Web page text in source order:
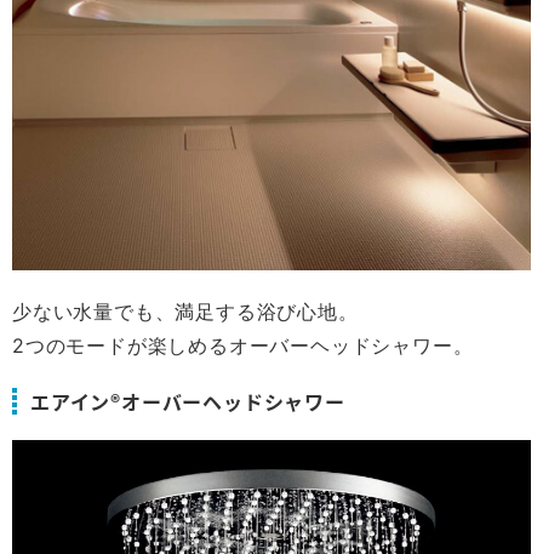
少ない水量でも、満足する浴び心地。
2つのモードが楽しめるオーバーヘッドシャワー。
エアイン®オーバーヘッドシャワー